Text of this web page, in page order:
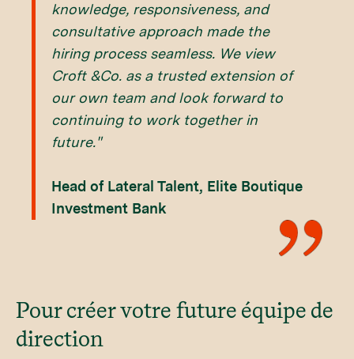
knowledge, responsiveness, and
consultative approach made the
hiring process seamless. We view
Croft &Co. as a trusted extension of
our own team and look forward to
continuing to work together in
future."
Head of Lateral Talent, Elite Boutique
Investment Bank
Pour créer votre future équipe de
direction